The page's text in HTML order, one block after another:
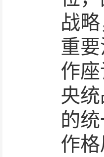
战
重
作
央
的
作